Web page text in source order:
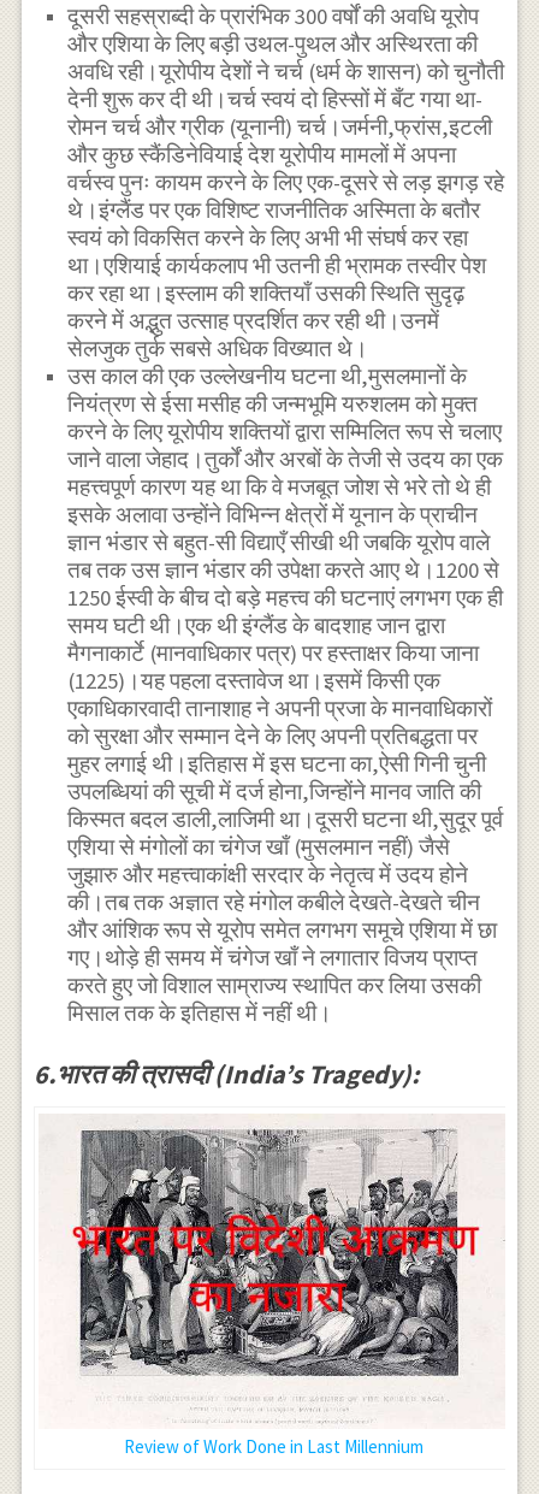
दूसरी सहस्राब्दी के प्रारंभिक 300 वर्षों की अवधि यूरोप
और एशिया के लिए बड़ी उथल-पुथल और अस्थिरता की
अवधि रही।यूरोपीय देशों ने चर्च (धर्म के शासन) को चुनौती
देनी शुरू कर दी थी।चर्च स्वयं दो हिस्सों में बँट गया था-
रोमन चर्च और ग्रीक (यूनानी) चर्च।जर्मनी,फ्रांस,इटली
और कुछ स्कैंडिनेवियाई देश यूरोपीय मामलों में अपना
वर्चस्व पुनः कायम करने के लिए एक-दूसरे से लड़ झगड़ रहे
थे।इंग्लैंड पर एक विशिष्ट राजनीतिक अस्मिता के बतौर
स्वयं को विकसित करने के लिए अभी भी संघर्ष कर रहा
था।एशियाई कार्यकलाप भी उतनी ही भ्रामक तस्वीर पेश
कर रहा था।इस्लाम की शक्तियाँ उसकी स्थिति सुदृढ़
करने में अद्भुत उत्साह प्रदर्शित कर रही थी।उनमें
सेलजुक तुर्क सबसे अधिक विख्यात थे।
उस काल की एक उल्लेखनीय घटना थी,मुसलमानों के
नियंत्रण से ईसा मसीह की जन्मभूमि यरुशलम को मुक्त
करने के लिए यूरोपीय शक्तियों द्वारा सम्मिलित रूप से चलाए
जाने वाला जेहाद।तुर्कों और अरबों के तेजी से उदय का एक
महत्त्वपूर्ण कारण यह था कि वे मजबूत जोश से भरे तो थे ही
इसके अलावा उन्होंने विभिन्न क्षेत्रों में यूनान के प्राचीन
ज्ञान भंडार से बहुत-सी विद्याएँ सीखी थी जबकि यूरोप वाले
तब तक उस ज्ञान भंडार की उपेक्षा करते आए थे।1200 से
1250 ईस्वी के बीच दो बड़े महत्त्व की घटनाएं लगभग एक ही
समय घटी थी।एक थी इंग्लैंड के बादशाह जान द्वारा
मैगनाकार्टे (मानवाधिकार पत्र) पर हस्ताक्षर किया जाना
(1225)।यह पहला दस्तावेज था।इसमें किसी एक
एकाधिकारवादी तानाशाह ने अपनी प्रजा के मानवाधिकारों
को सुरक्षा और सम्मान देने के लिए अपनी प्रतिबद्धता पर
मुहर लगाई थी।इतिहास में इस घटना का,ऐसी गिनी चुनी
उपलब्धियां की सूची में दर्ज होना,जिन्होंने मानव जाति की
किस्मत बदल डाली,लाजिमी था।दूसरी घटना थी,सुदूर पूर्व
एशिया से मंगोलों का चंगेज खाँ (मुसलमान नहीं) जैसे
जुझारु और महत्त्वाकांक्षी सरदार के नेतृत्व में उदय होने
की।तब तक अज्ञात रहे मंगोल कबीले देखते-देखते चीन
और आंशिक रूप से यूरोप समेत लगभग समूचे एशिया में छा
गए।थोड़े ही समय में चंगेज खाँ ने लगातार विजय प्राप्त
करते हुए जो विशाल साम्राज्य स्थापित कर लिया उसकी
मिसाल तक के इतिहास में नहीं थी।
6.भारत की त्रासदी (India’s Tragedy):
Review of Work Done in Last Millennium